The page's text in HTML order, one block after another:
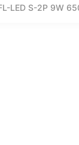
LED S-2P 9W